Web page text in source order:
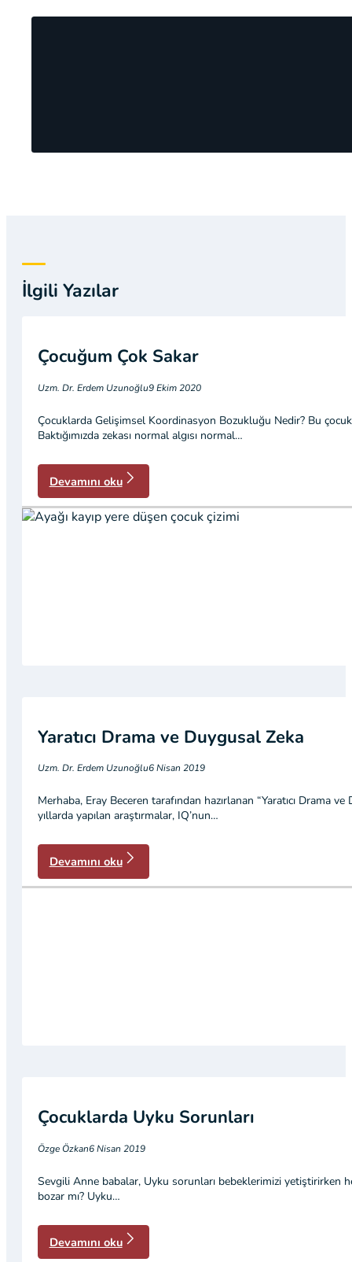
İlgili Yazılar
Çocuğum Çok Sakar
Uzm. Dr. Erdem Uzunoğlu9 Ekim 2020
Çocuklarda Gelişimsel Koordinasyon Bozukluğu Nedir? Bu çocuk
Baktığımızda zekası normal algısı normal…
Devamını oku
Yaratıcı Drama ve Duygusal Zeka
Uzm. Dr. Erdem Uzunoğlu6 Nisan 2019
Merhaba, Eray Beceren tarafından hazırlanan “Yaratıcı Drama
yıllarda yapılan araştırmalar, IQ’nun…
Devamını oku
Çocuklarda Uyku Sorunları
Özge Özkan6 Nisan 2019
Sevgili Anne babalar, Uyku sorunları bebeklerimizi yetiştirirken
bozar mı? Uyku…
Devamını oku